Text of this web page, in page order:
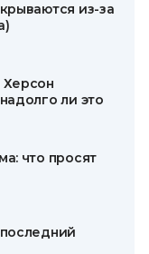
из-за
Херсон
ли это
что просят